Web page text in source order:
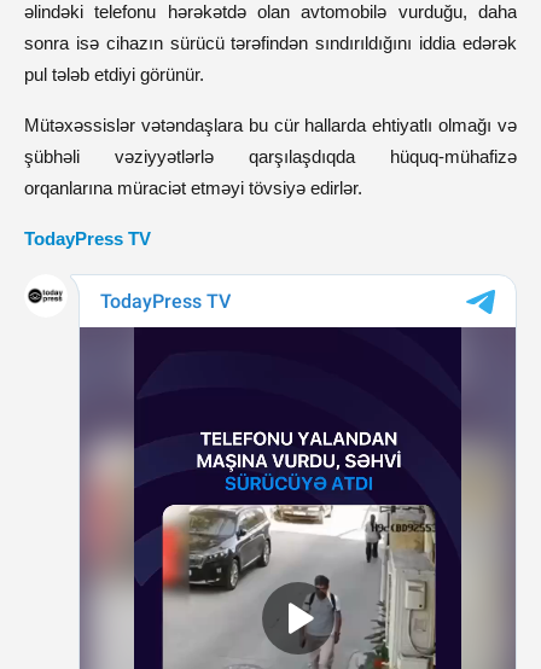
əlindəki telefonu hərəkətdə olan avtomobilə vurduğu, daha
sonra isə cihazın sürücü tərəfindən sındırıldığını iddia edərək
pul tələb etdiyi görünür.
Mütəxəssislər vətəndaşlara bu cür hallarda ehtiyatlı olmağı və
şübhəli vəziyyətlərlə qarşılaşdıqda hüquq-mühafizə
orqanlarına müraciət etməyi tövsiyə edirlər.
TodayPress TV